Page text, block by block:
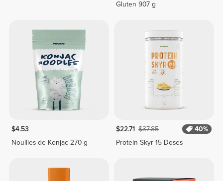
Gluten 907 g
$4.53
Nouilles de Konjac 270 g
$22.71 $37.85
40%
Protein Skyr 15 Doses